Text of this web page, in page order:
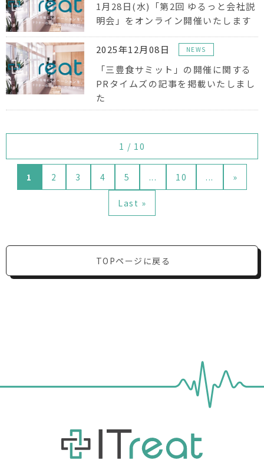
1月28日(水)「第2回 ゆるっと会社説
明会」をオンライン開催いたします
2025年12月08日 NEWS
「三豊食サミット」の開催に関する
PRタイムズの記事を掲載いたしまし
た
1 / 10
1 2 3 4 5 ... 10 ... »
Last »
TOPページに戻る